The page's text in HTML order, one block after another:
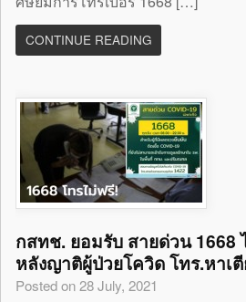
CONTINUE READING
กสทช. ยอมรับ สายด่วน 1668
หลังญาติผู้ป่วยโควิด โทร.หาเ
Posted on 28 July, 2021